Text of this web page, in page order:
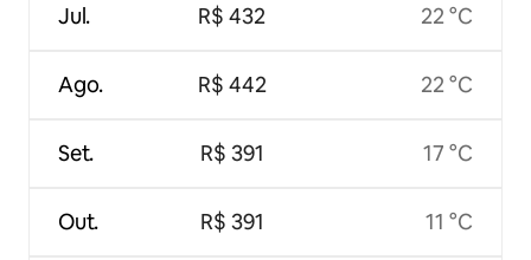
Jul.
Ago.
Set.
Out.
R$ 432
R$ 442
R$ 391
R$ 391
22 °C
22 °C
17 °C
11 °C